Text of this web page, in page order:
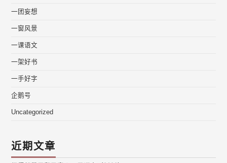
一团妄想
一窗风景
一课语文
一架好书
一手好字
企鹅号
Uncategorized
近期文章